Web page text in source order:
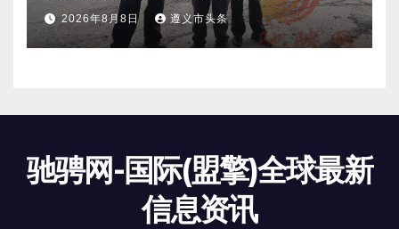
2026年8月8日 遵义市头条
驰骋网-国际(盟擎)全球最新
信息资讯